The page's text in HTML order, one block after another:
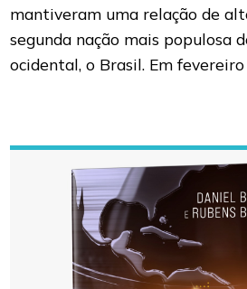
mantiveram uma relação de
segunda nação mais populosa
ocidental, o Brasil. Em